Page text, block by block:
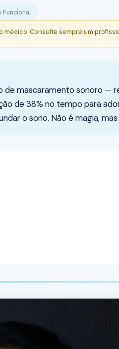
Consulte sempre um
mascaramento sonoro
de 38% no tempo para
o sono. Não é magia,